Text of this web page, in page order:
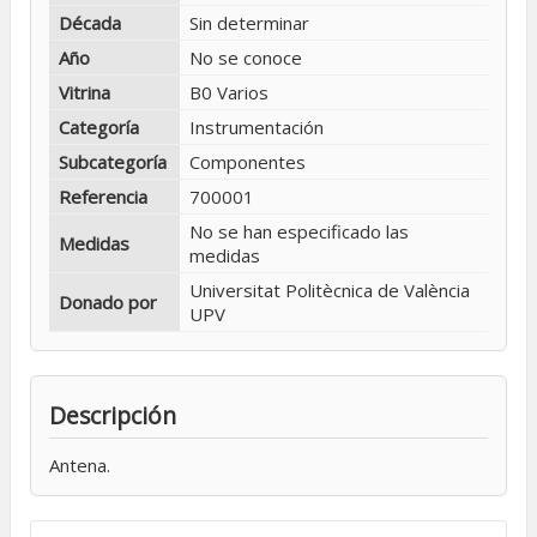
Década
Sin determinar
Año
No se conoce
Vitrina
B0 Varios
Categoría
Instrumentación
Subcategoría
Componentes
Referencia
700001
Medidas
No se han especificado las
medidas
Donado por
Universitat Politècnica de València
UPV
Descripción
Antena.